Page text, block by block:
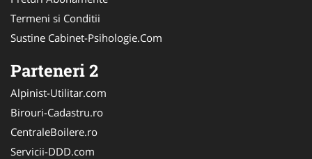
Termeni si Conditii
Sustine Cabinet-Psihologie.Com
Parteneri 2
Alpinist-Utilitar.com
Birouri-Cadastru.ro
CentraleBoilere.ro
Servicii-DDD.com